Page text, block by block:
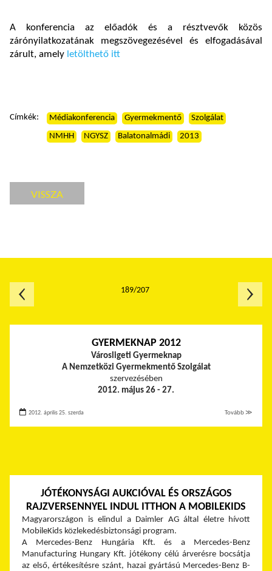
A konferencia az előadók és a résztvevők közös
zárónyilatkozatának megszövegezésével és elfogadásával
zárult, amely letölthető itt
Címkék: Médiakonferencia Gyermekmentő
Szolgálat
NMHH
NGYSZ Balatonalmádi 2013
VISSZA
GYERMEKNAP 2012
Városligeti Gyermeknap
A Nemzetközi Gyermekmentő Szolgálat
szervezésében
2012. május 26 - 27.
2012. április 25. szerda Tovább ≫
JÓTÉKONYSÁGI AUKCIÓVAL ÉS ORSZÁGOS
RAJZVERSENNYEL INDUL ITTHON A MOBILEKIDS
Magyarországon is elindul a Daimler AG által életre hívott
MobileKids közlekedésbiztonsági program.
A Mercedes-Benz Hungária Kft. és a Mercedes-Benz
Manufacturing Hungary Kft. jótékony célú árverésre bocsátja
az első, értékesítésre szánt, hazai gyártású Mercedes-Benz B-
189/207